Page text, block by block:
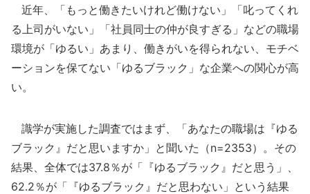
近年、「もっと働きたいけれど働けない」「叱ってくれ
る上司がいない」「社員同士の仲が良すぎる」などの職場
環境が「ゆるい」あまり、働きがいを得られない、モチベ
ーションを保てない「ゆるブラック」な企業への関心が高
い。
識学が実施した調査ではまず、「あなたの職場は『ゆる
ブラック』だと思いますか」と聞いた（n=2353）。その
結果、全体では37.8％が「『ゆるブラック』だと思う」、
62.2％が「『ゆるブラック』だと思わない」という結果